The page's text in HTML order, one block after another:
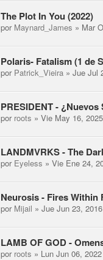
The Plot In You (2022)
por Maynard_James » Mar
Polaris- Fatalism (1 de
por Patrick_Vieira » Jue Jul
PRESIDENT - ¿Nuevos
por roots » Vie May 16,
LANDMVRKS - The
por Eyeless » Vie Ene 24,
Neurosis - Fires Within
por Mijail » Jue Jun 23,
LAMB OF GOD -
por roots » Lun Jun 06,